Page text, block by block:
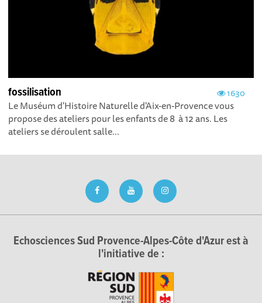
1630
fossilisation
Le Muséum d'Histoire Naturelle d'Aix-en-Provence vous
propose des ateliers pour les enfants de 8 à 12 ans. Les
ateliers se déroulent salle...
Echosciences Sud Provence-Alpes-Côte d'Azur est à
l'initiative de :